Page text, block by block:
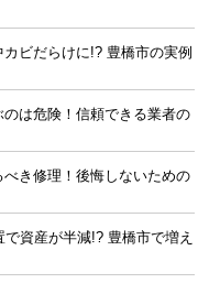
ビだらけに!? 豊橋市の実例
のは危険！信頼できる業者の
べき修理！後悔しないための
で資産が半減!? 豊橋市で増え